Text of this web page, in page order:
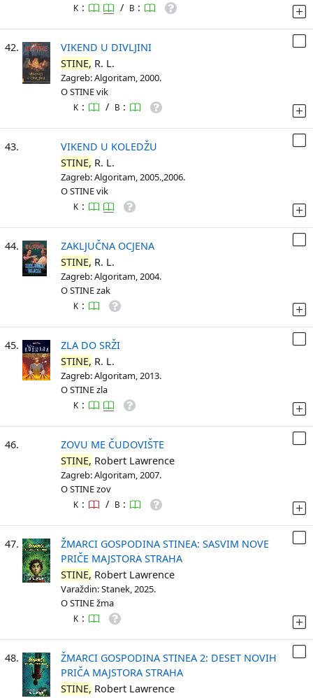
K : / B :
42.
VIKEND U DIVLJINI
STINE, R. L.
Zagreb: Algoritam, 2000.
O STINE vik
K : / B :
43.
VIKEND U KOLEDŽU
STINE, R. L.
Zagreb: Algoritam, 2005.,2006.
O STINE vik
K :
44.
ZAKLJUČNA OCJENA
STINE, R. L.
Zagreb: Algoritam, 2004.
O STINE zak
K :
45.
ZLA DO SRŽI
STINE, R. L.
Zagreb: Algoritam, 2013.
O STINE zla
K :
46.
ZOVU ME ČUDOVIŠTE
STINE, Robert Lawrence
Zagreb: Algoritam, 2007.
O STINE zov
K : / B :
47.
ŽMARCI GOSPODINA STINEA: SASVIM NOVE
PRIČE MAJSTORA STRAHA
STINE, Robert Lawrence
Varaždin: Stanek, 2025.
O STINE žma
K :
48.
ŽMARCI GOSPODINA STINEA 2: DESET NOVIH
PRIČA MAJSTORA STRAHA
STINE, Robert Lawrence